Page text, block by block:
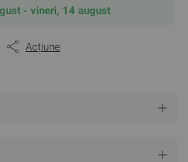
- vineri, 14 august
Acțiune